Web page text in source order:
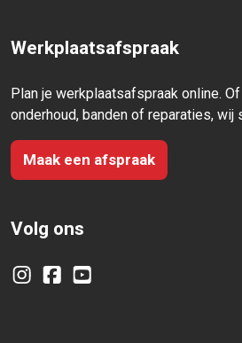
Werkplaatsafspraak
Plan je werkplaatsafspraak online.
onderhoud, banden of reparaties, wij
Maak een afspraak
Volg ons
Instagram
FacebookYouTube